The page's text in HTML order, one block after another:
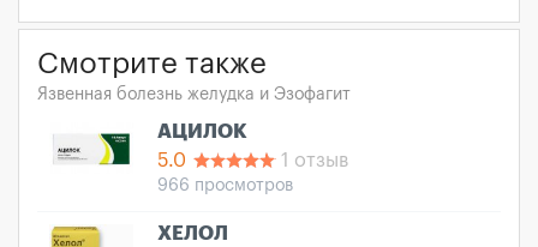
Смотрите также
Язвенная болезнь желудка и Эзофагит
АЦИЛОК
5.0
1 отзыв
966 просмотров
ХЕЛОЛ